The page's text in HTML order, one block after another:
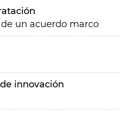
un acuerdo marco
innovación